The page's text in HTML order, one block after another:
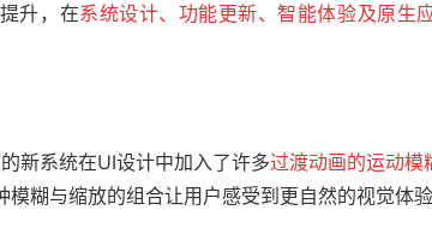
升，在系统设计、功能更新、智能体验及原生
新系统在UI设计中加入了许多过渡动画的运动模
糊与缩放的组合让用户感受到更自然的视觉体验